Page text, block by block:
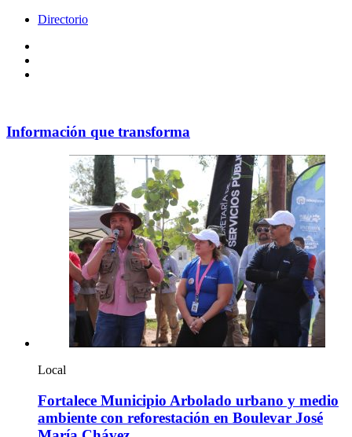
Directorio
Información que transforma
Local
Fortalece Municipio Arbolado urbano y medio
ambiente con reforestación en Boulevar José